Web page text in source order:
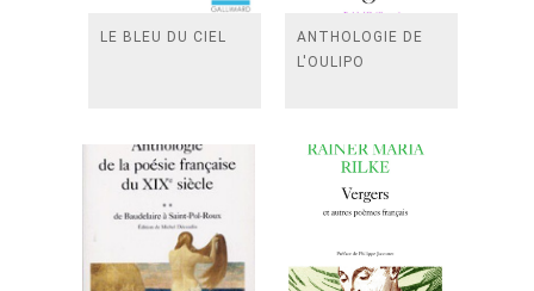
LE BLEU DU CIEL
ANTHOLOGIE DE
L'OULIPO